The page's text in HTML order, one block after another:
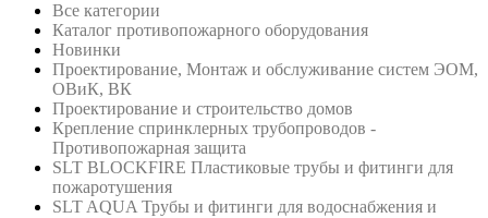
Все категории
Каталог противопожарного оборудования
Новинки
Проектирование, Монтаж и обслуживание систем ЭОМ,
ОВиК, ВК
Проектирование и строительство домов
Крепление спринклерных трубопроводов -
Противопожарная защита
SLT BLOCKFIRE Пластиковые трубы и фитинги для
пожаротушения
SLT AQUA Трубы и фитинги для водоснабжения и